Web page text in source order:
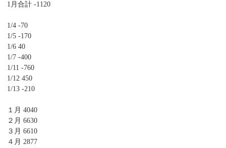
1月合計 -1120
1/4 -70
1/5 -170
1/6 40
1/7 -400
1/11 -760
1/12 450
1/13 -210
１月 4040
２月 6630
３月 6610
４月 2877